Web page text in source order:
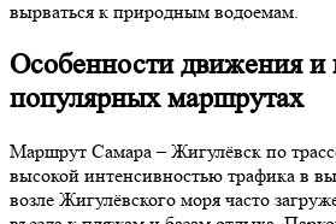
вырваться к природным водоемам.
Особенности движения и
популярных маршрутах
Маршрут Самара – Жигулёвск по
высокой интенсивностью трафика в
возле Жигулёвского моря часто